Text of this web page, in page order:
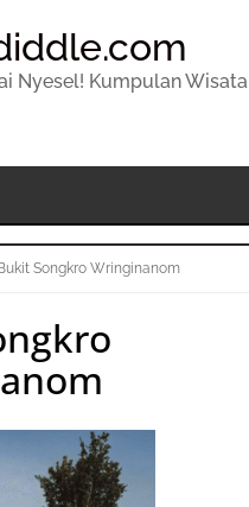
Nyesel! Kumpulan
Bukit Songkro Wringinanom